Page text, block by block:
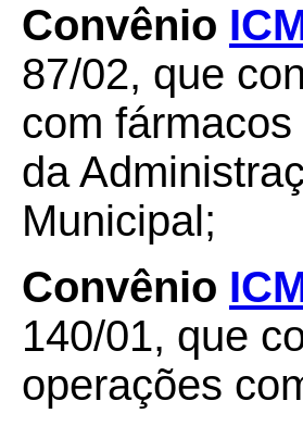
Convênio
87/02, que
com
da
Municipal;
Convênio
140/01, que
operações